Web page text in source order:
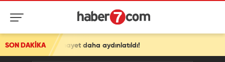
SON DAKİKA
cinayet daha aydınlatıldı!